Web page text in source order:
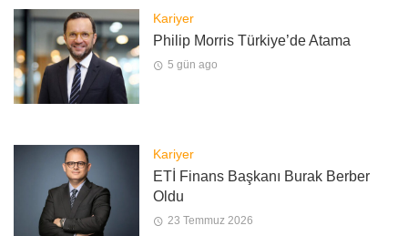
Kariyer
Philip Morris Türkiye’de Atama
5 gün ago
Kariyer
ETİ Finans Başkanı Burak Berber
Oldu
23 Temmuz 2026